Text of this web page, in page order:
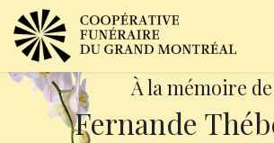
À la mémoire de
Fernande